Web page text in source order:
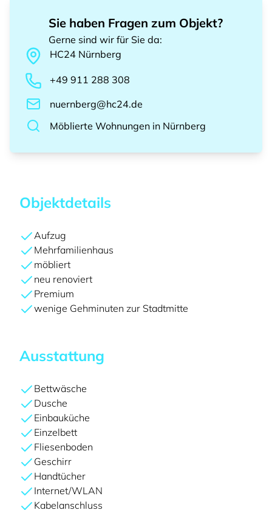
Sie haben Fragen zum Objekt?
Gerne sind wir für Sie da:
HC24 Nürnberg
+49 911 288 308
nuernberg@hc24.de
Möblierte Wohnungen in Nürnberg
Objektdetails
Aufzug
Mehrfamilienhaus
möbliert
neu renoviert
Premium
wenige Gehminuten zur Stadtmitte
Ausstattung
Bettwäsche
Dusche
Einbauküche
Einzelbett
Fliesenboden
Geschirr
Handtücher
Internet/WLAN
Kabelanschluss